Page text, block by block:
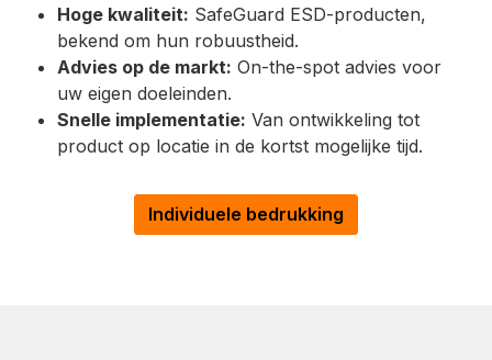
Hoge kwaliteit: SafeGuard ESD-producten,
bekend om hun robuustheid.
Advies op de markt: On-the-spot advies voor
uw eigen doeleinden.
Snelle implementatie: Van ontwikkeling tot
product op locatie in de kortst mogelijke tijd.
Individuele bedrukking